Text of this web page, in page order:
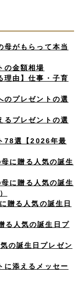
がもらって本当
の金額相場
由】仕事・子育
プレゼントの選
プレゼントの選
78選【2026年最
に贈る人気の誕生
に贈る人気の誕生
贈る人気の誕生日
る人気の誕生日プ
の誕生日プレゼン
添えるメッセー